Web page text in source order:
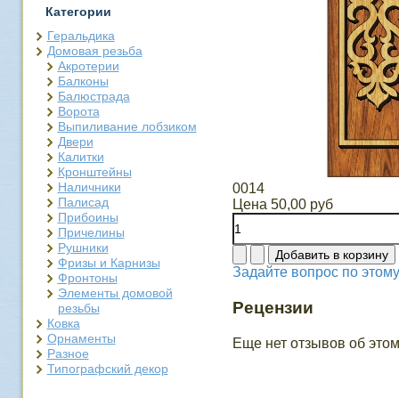
Категории
Геральдика
Домовая резьба
Акротерии
Балконы
Балюстрада
Ворота
Выпиливание лобзиком
Двери
Калитки
Кронштейны
Наличники
Палисад
Прибоины
Причелины
Рушники
Фризы и Карнизы
Фронтоны
Элементы домовой
резьбы
Ковка
Орнаменты
Разное
Типографский декор
0014
Цена 50,00 руб
Задайте вопрос по
Рецензии
Еще нет отзывов об